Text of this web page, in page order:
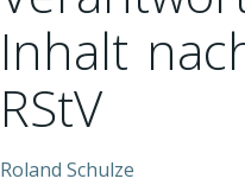
Inhalt
RStV
Roland Schulze